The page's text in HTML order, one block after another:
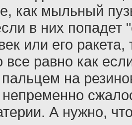
как мыльный
в них попадет
или его ракета,
все равно как
на
А нужно,